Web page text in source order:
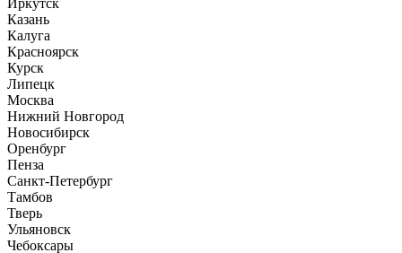
Иркутск
Казань
Калуга
Красноярск
Курск
Липецк
Москва
Нижний Новгород
Новосибирск
Оренбург
Пенза
Санкт-Петербург
Тамбов
Тверь
Ульяновск
Чебоксары